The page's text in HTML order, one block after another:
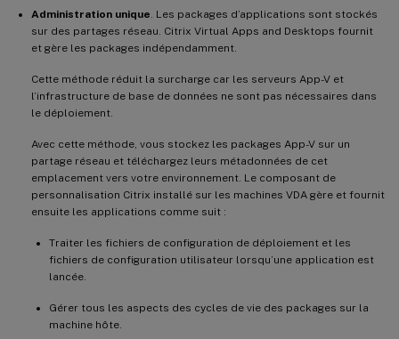
Administration unique . Les packages d’applications sont stockés
sur des partages réseau. Citrix Virtual Apps and Desktops fournit
et gère les packages indépendamment.
Cette méthode réduit la surcharge car les serveurs App-V et
l’infrastructure de base de données ne sont pas nécessaires dans
le déploiement.
Avec cette méthode, vous stockez les packages App-V sur un
partage réseau et téléchargez leurs métadonnées de cet
emplacement vers votre environnement. Le composant de
personnalisation Citrix installé sur les machines VDA gère et fournit
ensuite les applications comme suit :
Traiter les fichiers de configuration de déploiement et les
fichiers de configuration utilisateur lorsqu’une application est
lancée.
Gérer tous les aspects des cycles de vie des packages sur la
machine hôte.